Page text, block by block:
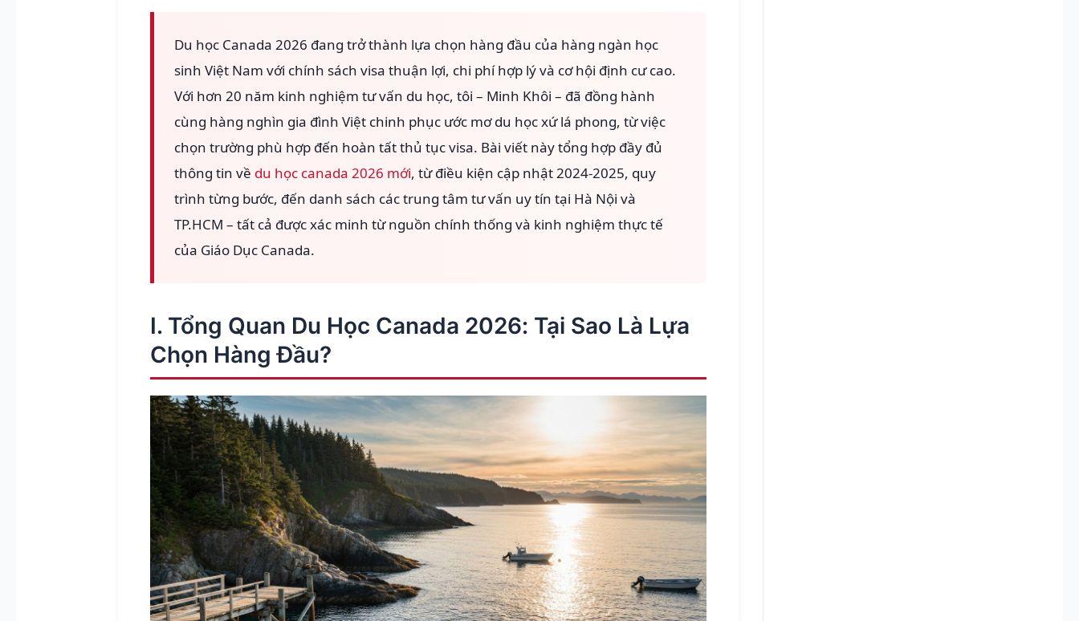
Du học Canada 2026 đang trở thành lựa chọn hàng đầu của hàng ngàn học
sinh Việt Nam với chính sách visa thuận lợi, chi phí hợp lý và cơ hội định cư cao.
Với hơn 20 năm kinh nghiệm tư vấn du học, tôi – Minh Khôi – đã đồng hành
cùng hàng nghìn gia đình Việt chinh phục ước mơ du học xứ lá phong, từ việc
chọn trường phù hợp đến hoàn tất thủ tục visa. Bài viết này tổng hợp đầy đủ
thông tin về du học canada 2026 mới, từ điều kiện cập nhật 2024-2025, quy
trình từng bước, đến danh sách các trung tâm tư vấn uy tín tại Hà Nội và
TP.HCM – tất cả được xác minh từ nguồn chính thống và kinh nghiệm thực tế
của Giáo Dục Canada.
I. Tổng Quan Du Học Canada 2026: Tại Sao Là Lựa
Chọn Hàng Đầu?